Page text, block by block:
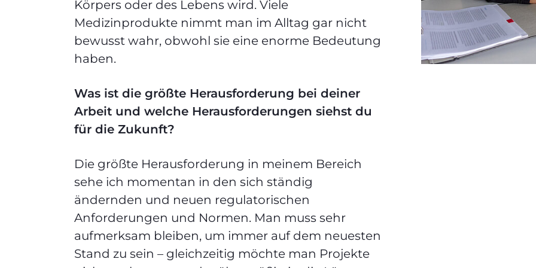
Körpers oder des Lebens wird. Viele
Medizinprodukte nimmt man im Alltag gar nicht
bewusst wahr, obwohl sie eine enorme Bedeutung
haben.
Was ist die größte Herausforderung bei deiner
Arbeit und welche Herausforderungen siehst du
für die Zukunft?
Die größte Herausforderung in meinem Bereich
sehe ich momentan in den sich ständig
ändernden und neuen regulatorischen
Anforderungen und Normen. Man muss sehr
aufmerksam bleiben, um immer auf dem neuesten
Stand zu sein – gleichzeitig möchte man Projekte